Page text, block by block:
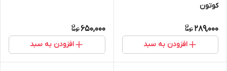
کوتون
289,000
افزودن به سبد
650,000
افزودن به سبد